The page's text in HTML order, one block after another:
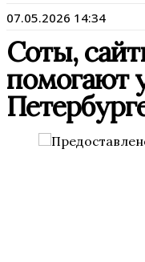
07.05.2026 14:34
Соты,
помогают